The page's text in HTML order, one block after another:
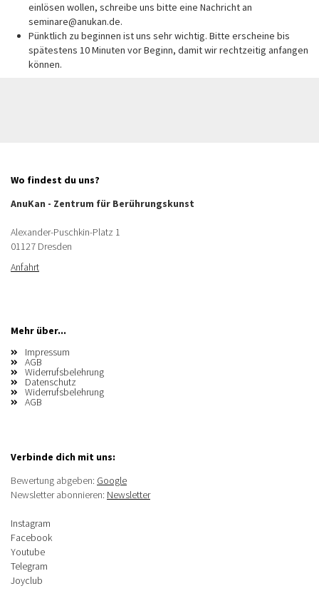
einlösen wollen, schreibe uns bitte eine Nachricht an
seminare@anukan.de.
Pünktlich zu beginnen ist uns sehr wichtig. Bitte erscheine bis
spätestens 10 Minuten vor Beginn, damit wir rechtzeitig anfangen
können.
Wo findest du uns?
AnuKan - Zentrum für Berührungskunst
Alexander-Puschkin-Platz 1
01127 Dresden
Anfahrt
Mehr über...
Impressum
AGB
Widerrufsbelehrung
Datenschutz
Widerrufsbelehrung
AGB
Verbinde dich mit uns:
Bewertung abgeben: Google
Newsletter abonnieren: Newsletter
Instagram
Facebook
Youtube
Telegram
Joyclub